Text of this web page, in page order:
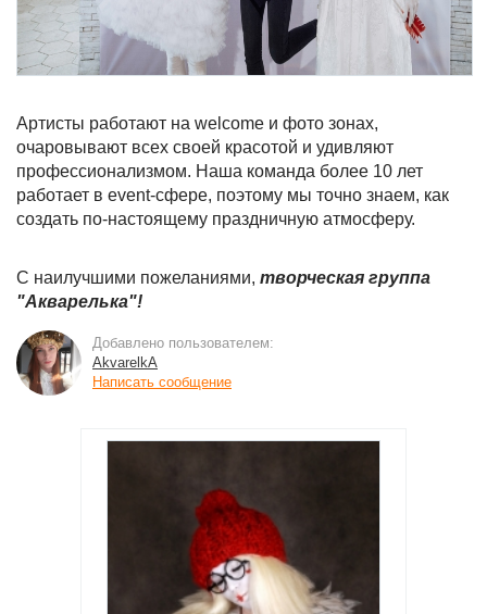
Артисты работают на welcome и фото зонах,
очаровывают всех своей красотой и удивляют
профессионализмом. Наша команда более 10 лет
работает в event-сфере, поэтому мы точно знаем, как
создать по-настоящему праздничную атмосферу.
С наилучшими пожеланиями, творческая группа
"Акварелька"!
Добавлено пользователем:
AkvarelkA
Написать сообщение